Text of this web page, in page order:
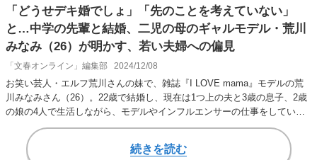
「どうせデキ婚でしょ」「先のことを考えていない」
と…中学の先輩と結婚、二児の母のギャルモデル・荒川
みなみ（26）が明かす、若い夫婦への偏見
「文春オンライン」編集部 2024/12/08
お笑い芸人・エルフ荒川さんの妹で、雑誌『I LOVE mama』モデルの荒
川みなみさん（26）。22歳で結婚し、現在は1つ上の夫と3歳の息子、2歳
の娘の4人で生活しながら、モデルやインフルエンサーの仕事をしてい
続きを読む